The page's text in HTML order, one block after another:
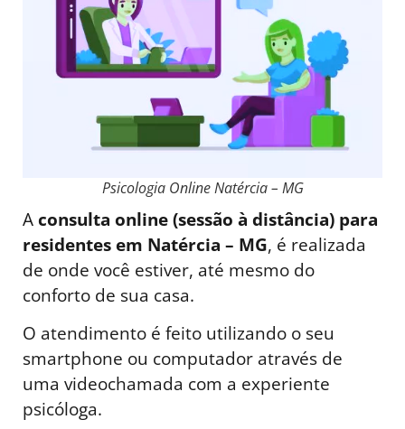
Psicologia Online Natércia – MG
Aconsulta online (sessão à distância) para
residentes em Natércia – MG, é realizada
de onde você estiver, até mesmo do
conforto de sua casa.
O atendimento é feito utilizando o seu
smartphone ou computador através de
uma videochamada com a experiente
psicóloga.